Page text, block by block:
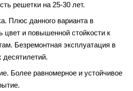
решетки на 25-30 лет.
Плюс данного варианта в
цвет и повышенной стойкости к
Безремонтная эксплуатация в
десятилетий.
Более равномерное и устойчивое